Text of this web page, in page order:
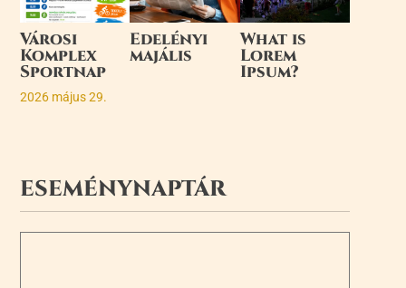
Városi
Komplex
Sportnap
2026 május 29.
Edelényi
majális
What is
Lorem
Ipsum?
ESEMÉNYNAPTÁR